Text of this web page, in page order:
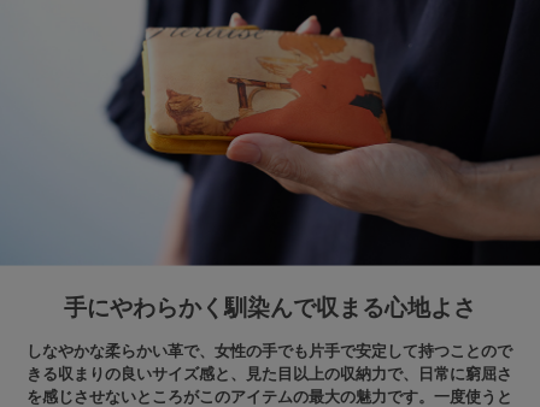
手にやわらかく馴染んで収まる心地よさ
しなやかな柔らかい革で、女性の手でも片手で安定して持つことので
きる収まりの良いサイズ感と、見た目以上の収納力で、日常に窮屈さ
を感じさせないところがこのアイテムの最大の魅力です。一度使うと